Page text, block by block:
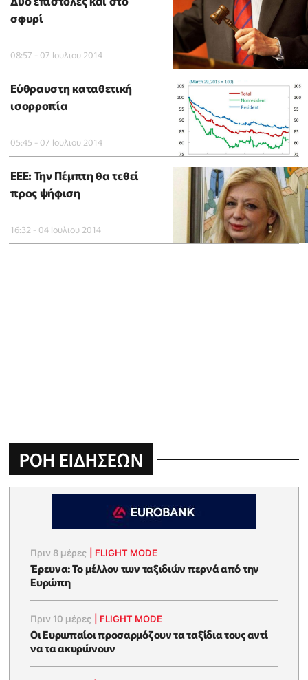
σφυρί
08:57 - 07 Ιουλιου 2014
Εύθραυστη καταθετική
ισορροπία
05:45 - 07 Ιουλιου 2014
ΕΕΕ: Την Πέμπτη θα τεθεί
προς ψήφιση
16:32 - 04 Ιουλιου 2014
ΡΟΗ ΕΙΔΗΣΕΩΝ
Πριν 8 μέρες FLIGHT MODE
Έρευνα: Το μέλλον των ταξιδιών περνά από την
Ευρώπη
Πριν 10 μέρες FLIGHT MODE
Οι Ευρωπαίοι προσαρμόζουν τα ταξίδια τους αντί
να τα ακυρώνουν